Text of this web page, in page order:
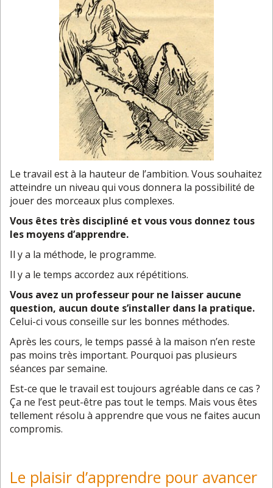
Le travail est à la hauteur de l’ambition. Vous souhaitez
atteindre un niveau qui vous donnera la possibilité de
jouer des morceaux plus complexes.
Vous êtes très discipliné et vous vous donnez tous
les moyens d’apprendre.
Il y a la méthode, le programme.
Il y a le temps accordez aux répétitions.
Vous avez un professeur pour ne laisser aucune
question, aucun doute s’installer dans la pratique.
Celui-ci vous conseille sur les bonnes méthodes.
Après les cours, le temps passé à la maison n’en reste
pas moins très important. Pourquoi pas plusieurs
séances par semaine.
Est-ce que le travail est toujours agréable dans ce cas ?
Ça ne l’est peut-être pas tout le temps. Mais vous êtes
tellement résolu à apprendre que vous ne faites aucun
compromis.
Le plaisir d’apprendre pour avancer